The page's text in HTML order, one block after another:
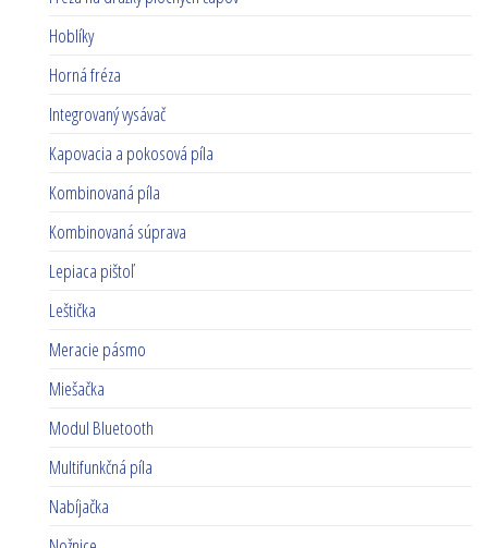
Hoblíky
Horná fréza
Integrovaný vysávač
Kapovacia a pokosová píla
Kombinovaná píla
Kombinovaná súprava
Lepiaca pištoľ
Leštička
Meracie pásmo
Miešačka
Modul Bluetooth
Multifunkčná píla
Nabíjačka